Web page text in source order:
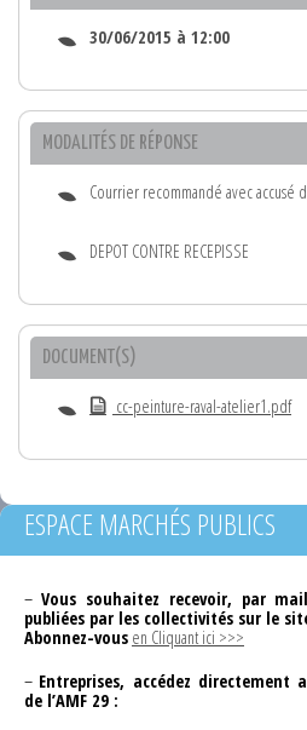
30/06/2015 à 12:00
MODALITÉS DE RÉPONSE
Courrier recommandé avec accusé
DEPOT CONTRE RECEPISSE
DOCUMENT(S)
cc-peinture-raval-atelier1.pdf
ESPACE MARCHÉS PUBLICS
– Vous souhaitez recevoir, par
publiées par les collectivités sur le
Abonnez-vous en Cliquant ici >>>
– Entreprises, accédez directement
de l’AMF 29 :